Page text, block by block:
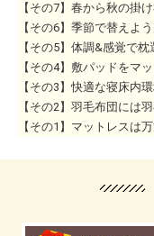
【その7】春から秋の掛
【その6】季節で替えよ
【その5】体調&感覚で枕
【その4】敷パッドをマ
【その3】快適な寝床内
【その2】羽毛布団には
【その1】マットレスは